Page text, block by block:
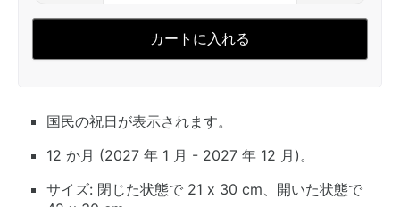
カートに入れる
国民の祝日が表示されます。
12 か月 (2027 年 1 月 - 2027 年 12 月)。
サイズ: 閉じた状態で 21 x 30 cm、開いた状態で